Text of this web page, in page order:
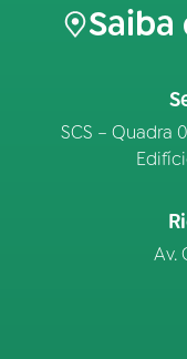
Saiba
SCS – Quadra
Av.